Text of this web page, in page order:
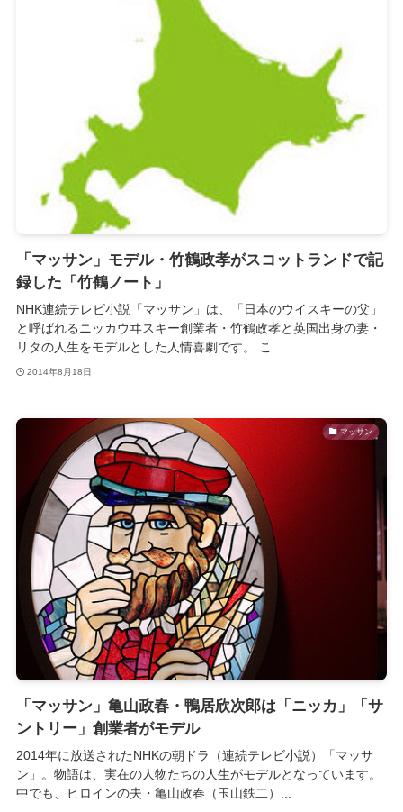
「マッサン」モデル・竹鶴政孝がスコットランドで記
録した「竹鶴ノート」
NHK連続テレビ小説「マッサン」は、「日本のウイスキーの父」
と呼ばれるニッカウヰスキー創業者・竹鶴政孝と英国出身の妻・
リタの人生をモデルとした人情喜劇です。 こ...
2014年8月18日
マッサン
「マッサン」亀山政春・鴨居欣次郎は「ニッカ」「サ
ントリー」創業者がモデル
2014年に放送されたNHKの朝ドラ（連続テレビ小説）「マッサ
ン」。物語は、実在の人物たちの人生がモデルとなっています。
中でも、ヒロインの夫・亀山政春（玉山鉄二）...